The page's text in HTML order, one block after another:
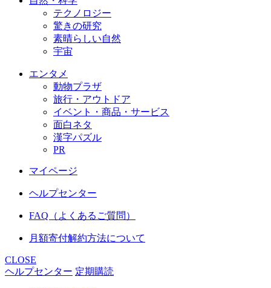
テクノロジー
驚きの研究
素晴らしい自然
宇宙
エンタメ
動物プラザ
旅行・アウトドア
イベント・商品・サービス
面白ネタ
漢字パズル
PR
マイページ
ヘルプセンター
FAQ（よくあるご質問）
月額寄付解約方法について
CLOSE
ヘルプセンター 定期購読